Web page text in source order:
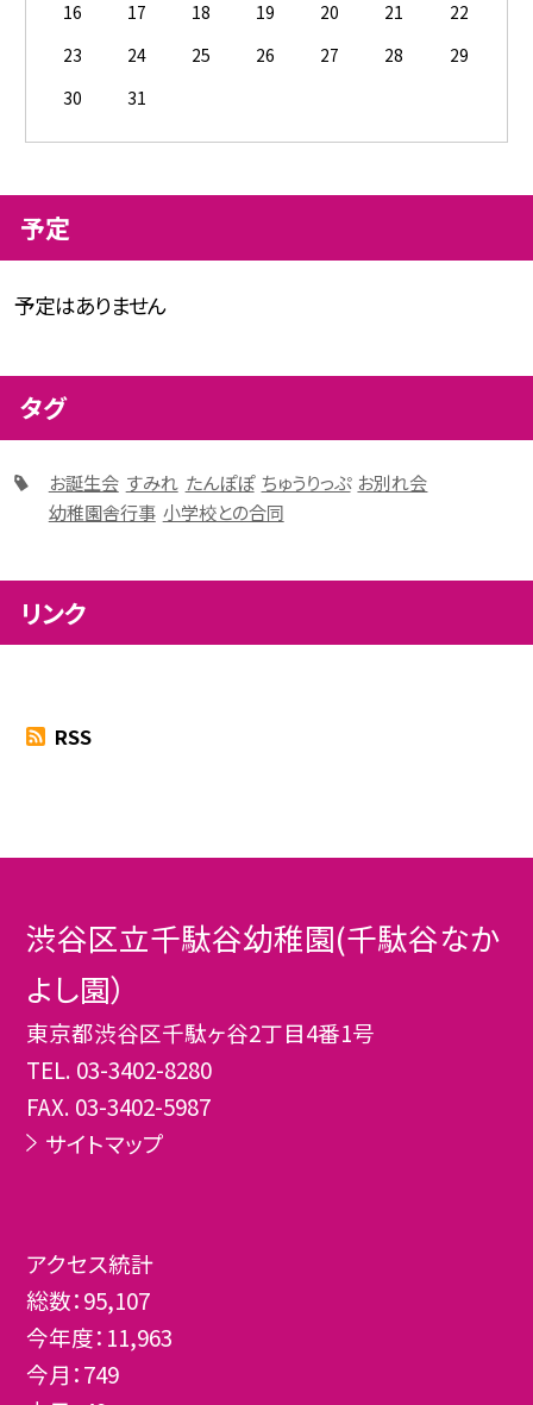
16
17 18 19 20 21
22
23
24 25 26 27 28
29
30
31
予定
予定はありません
タグ
お誕生会 すみれ たんぽぽ ちゅうりっぷ お別れ会
幼稚園舎行事 小学校との合同
リンク
RSS
渋谷区立千駄谷幼稚園(千駄谷なか
よし園）
東京都渋谷区千駄ヶ谷2丁目4番1号
TEL. 03-3402-8280
FAX. 03-3402-5987
サイトマップ
アクセス統計
総数：95,107
今年度： 11,963
今月：749